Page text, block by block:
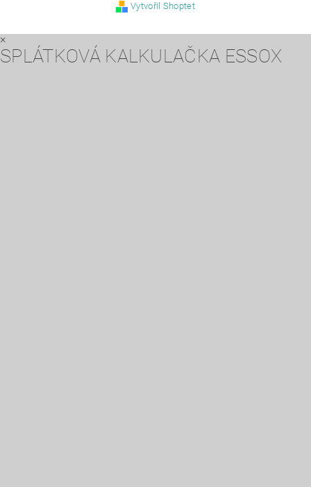
Vytvořil Shoptet
×
SPLÁTKOVÁ KALKULAČKA ESSOX